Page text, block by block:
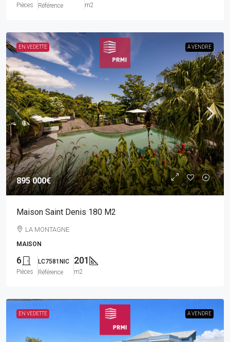
Pièces
Référence
m2
EN VEDETTE A VENDRE
895 000€
Maison Saint Denis 180 M2
LA MONTAGNE
MAISON
6
Pièces
LC7581NIC
Référence
201
m2
EN VEDETTE A VENDRE